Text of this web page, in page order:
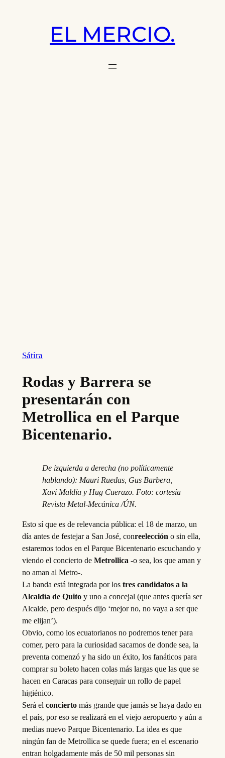
EL MERCIO.
Sátira
Rodas y Barrera se
presentarán con
Metrollica en el Parque
Bicentenario.
De izquierda a derecha (no políticamente
hablando): Mauri Ruedas, Gus Barbera,
Xavi Maldía y Hug Cuerazo. Foto: cortesía
Revista Metal-Mecánica /ÚN.
Esto sí que es de relevancia pública: el 18 de marzo, un
día antes de festejar a San José, conreelección o sin ella,
estaremos todos en el Parque Bicentenario escuchando y
viendo el concierto deMetrollica -o sea, los que aman y
no aman al Metro-.
La banda está integrada por lostres candidatos a la
Alcaldía de Quitoy uno a concejal (que antes quería ser
Alcalde, pero después dijo ‘mejor no, no vaya a ser que
me elijan’).
Obvio, como los ecuatorianos no podremos tener para
comer, pero para la curiosidad sacamos de donde sea, la
preventa comenzó y ha sido un éxito, los fanáticos para
comprar su boleto hacen colas más largas que las que se
hacen en Caracas para conseguir un rollo de papel
higiénico.
Será el conciertomás grande que jamás se haya dado en
el país, por eso se realizará en el viejo aeropuerto y aún a
medias nuevo Parque Bicentenario. La idea es que
ningún fan de Metrollica se quede fuera; en el escenario
entran holgadamente más de 50 mil personas sin